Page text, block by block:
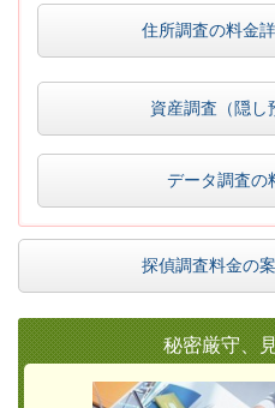
住所調査の料金
資産調査（隠し
データ調査の
探偵調査料金の
秘密厳守、